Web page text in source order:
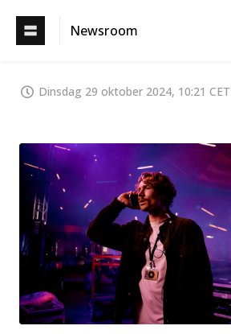
Newsroom
Dinsdag 29 oktober 2024, 10:21 CET
PNG